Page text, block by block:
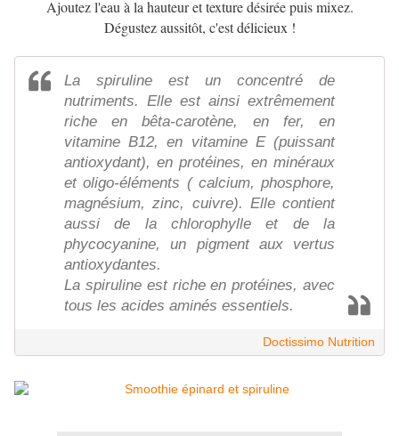
Ajoutez l'eau à la hauteur et texture désirée puis mixez.
Dégustez aussitôt, c'est délicieux !
La spiruline est un concentré de
nutriments. Elle est ainsi extrêmement
riche en bêta-carotène, en fer, en
vitamine B12, en vitamine E (puissant
antioxydant), en protéines, en minéraux
et oligo-éléments ( calcium, phosphore,
magnésium, zinc, cuivre). Elle contient
aussi de la chlorophylle et de la
phycocyanine, un pigment aux vertus
antioxydantes.
La spiruline est riche en protéines, avec
tous les acides aminés essentiels.
Doctissimo Nutrition